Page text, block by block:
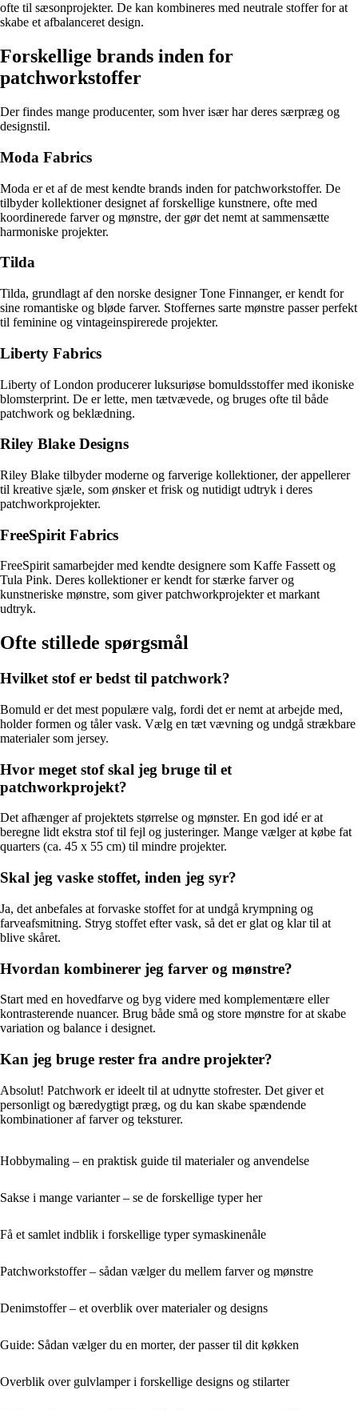
ofte til sæsonprojekter. De kan kombineres med neutrale stoffer for at
skabe et afbalanceret design.
Forskellige brands inden for
patchworkstoffer
Der findes mange producenter, som hver især har deres særpræg og
designstil.
Moda Fabrics
Moda er et af de mest kendte brands inden for patchworkstoffer. De
tilbyder kollektioner designet af forskellige kunstnere, ofte med
koordinerede farver og mønstre, der gør det nemt at sammensætte
harmoniske projekter.
Tilda
Tilda, grundlagt af den norske designer Tone Finnanger, er kendt for
sine romantiske og bløde farver. Stoffernes sarte mønstre passer perfekt
til feminine og vintageinspirerede projekter.
Liberty Fabrics
Liberty of London producerer luksuriøse bomuldsstoffer med ikoniske
blomsterprint. De er lette, men tætvævede, og bruges ofte til både
patchwork og beklædning.
Riley Blake Designs
Riley Blake tilbyder moderne og farverige kollektioner, der appellerer
til kreative sjæle, som ønsker et frisk og nutidigt udtryk i deres
patchworkprojekter.
FreeSpirit Fabrics
FreeSpirit samarbejder med kendte designere som Kaffe Fassett og
Tula Pink. Deres kollektioner er kendt for stærke farver og
kunstneriske mønstre, som giver patchworkprojekter et markant
udtryk.
Ofte stillede spørgsmål
Hvilket stof er bedst til patchwork?
Bomuld er det mest populære valg, fordi det er nemt at arbejde med,
holder formen og tåler vask. Vælg en tæt vævning og undgå strækbare
materialer som jersey.
Hvor meget stof skal jeg bruge til et
patchworkprojekt?
Det afhænger af projektets størrelse og mønster. En god idé er at
beregne lidt ekstra stof til fejl og justeringer. Mange vælger at købe fat
quarters (ca. 45 x 55 cm) til mindre projekter.
Skal jeg vaske stoffet, inden jeg syr?
Ja, det anbefales at forvaske stoffet for at undgå krympning og
farveafsmitning. Stryg stoffet efter vask, så det er glat og klar til at
blive skåret.
Hvordan kombinerer jeg farver og mønstre?
Start med en hovedfarve og byg videre med komplementære eller
kontrasterende nuancer. Brug både små og store mønstre for at skabe
variation og balance i designet.
Kan jeg bruge rester fra andre projekter?
Absolut! Patchwork er ideelt til at udnytte stofrester. Det giver et
personligt og bæredygtigt præg, og du kan skabe spændende
kombinationer af farver og teksturer.
Hobbymaling – en praktisk guide til materialer og anvendelse
Sakse i mange varianter – se de forskellige typer her
Få et samlet indblik i forskellige typer symaskinenåle
Patchworkstoffer – sådan vælger du mellem farver og mønstre
Denimstoffer – et overblik over materialer og designs
Guide: Sådan vælger du en morter, der passer til dit køkken
Overblik over gulvlamper i forskellige designs og stilarter